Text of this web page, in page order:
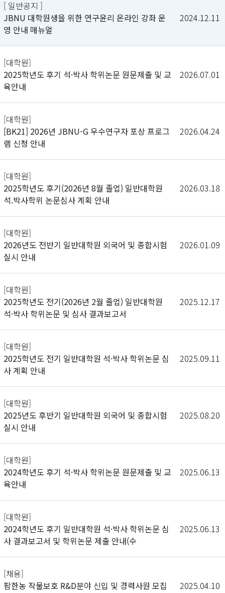
[ 일반공지 ]
JBNU 대학원생을 위한 연구윤리 온라인 강좌 운
영 안내 매뉴얼
2024.12.11
[대학원]
2025학년도 후기 석·박사 학위논문 원문제출 및 교
육안내
2026.07.01
[대학원]
[BK21] 2026년 JBNU-G 우수연구자 포상 프로그
램 신청 안내
2026.04.24
[대학원]
2025학년도 후기(2026년 8월 졸업) 일반대학원
석.박사학위 논문심사 계획 안내
2026.03.18
[대학원]
2026년도 전반기 일반대학원 외국어 및 종합시험
실시 안내
2026.01.09
[대학원]
2025학년도 전기(2026년 2월 졸업) 일반대학원
석·박사 학위논문 및 심사 결과보고서
2025.12.17
[대학원]
2025학년도 전기 일반대학원 석·박사 학위논문 심
사 계획 안내
2025.09.11
[대학원]
2025년도 후반기 일반대학원 외국어 및 종합시험
실시 안내
2025.08.20
[대학원]
2024학년도 후기 석·박사 학위논문 원문제출 및 교
육안내
2025.06.13
[대학원]
2024학년도 후기 일반대학원 석·박사 학위논문 심
사 결과보고서 및 학위논문 제출 안내(수
2025.06.13
[채용]
팜한농 작물보호 R&D분야 신입 및 경력사원 모집
2025.04.10